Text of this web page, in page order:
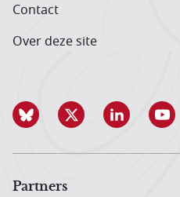
Contact
Over deze site
Partners